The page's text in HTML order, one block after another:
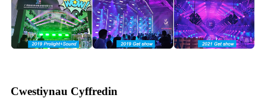
Cwestiynau Cyffredin